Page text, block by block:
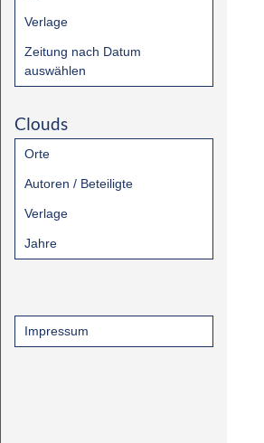
Verlage
Zeitung nach Datum
auswählen
Clouds
Orte
Autoren / Beteiligte
Verlage
Jahre
Impressum